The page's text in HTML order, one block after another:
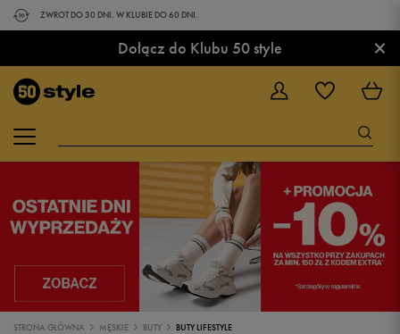
ZWROT DO 30 DNI. W KLUBIE DO 60 DNI.
Dołącz do Klubu 50 style ×
STRONA GŁÓWNA MĘSKIE BUTY BUTY LIFESTYLE